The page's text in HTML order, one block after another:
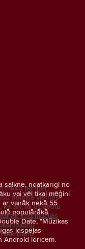
saiknē, neatkarīgi no
vai vēl tikai mēģini
ar vairāk nekā 55
populārākā
Date, "Mūzikas
iespējas
Android ierīcēm.
mūsu partneri
tīmekļa vietnes
arī, lai uzlabotu
informācijas